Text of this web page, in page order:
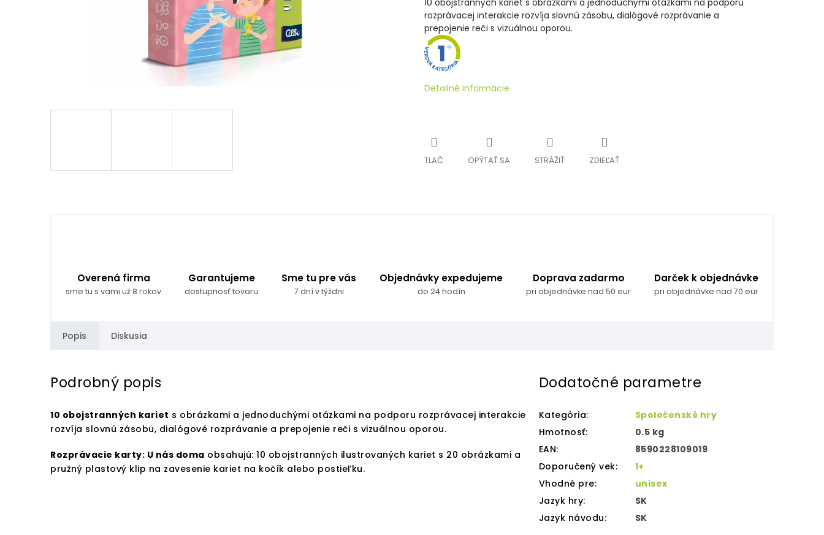
10 obojstranných kariet s obrázkami a jednoduchými otázkami na podporu
rozprávacej interakcie rozvíja slovnú zásobu, dialógové rozprávanie a
prepojenie reči s vizuálnou oporou.
Detailné informácie
TLAČ OPÝTAŤ SA STRÁŽIŤ ZDIEĽAŤ
Overená firma
sme tu s vami už 8 rokov
Garantujeme
dostupnosť tovaru
Sme tu pre vás
7 dní v týždni
Objednávky expedujeme
do 24 hodín
Doprava zadarmo
pri objednávke nad 50 eur
Darček k objednávke
pri objednávke nad 70 eur
Popis Diskusia
Podrobný popis
10 obojstranných kariet s obrázkami a jednoduchými otázkami na podporu rozprávacej interakcie
rozvíja slovnú zásobu, dialógové rozprávanie a prepojenie reči s vizuálnou oporou.
Rozprávacie karty: U nás doma obsahujú: 10 obojstranných ilustrovaných kariet s 20 obrázkami a
pružný plastový klip na zavesenie kariet na kočík alebo postieľku.
Dodatočné parametre
Kategória:
Spoločenské hry
Hmotnosť:
0.5 kg
EAN:
8590228109019
Doporučený vek:
1+
Vhodné pre:
unisex
Jazyk hry:
SK
Jazyk návodu: SK